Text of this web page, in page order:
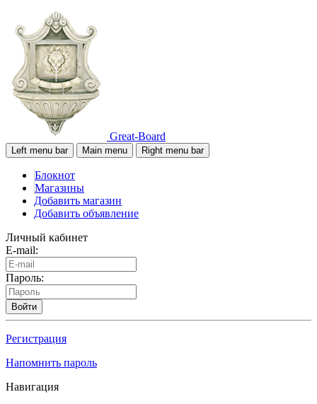
Great-Board
Left menu bar Main menu Right menu bar
Блокнот
Магазины
Добавить магазин
Добавить объявление
Личный кабинет
E-mail:
Пароль:
Войти
Регистрация
Напомнить пароль
Навигация